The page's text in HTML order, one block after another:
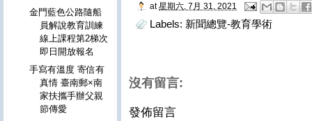
at 星期六, 7月 31, 2021
Labels: 新聞總覽-教育學術
沒有留言:
發佈留言
金門藍色公路隨船
員解說教育訓練
線上課程第2梯次
即日開放報名
手寫有溫度 寄信有
真情 臺南郵×南
家扶攜手辦父親
節傳愛